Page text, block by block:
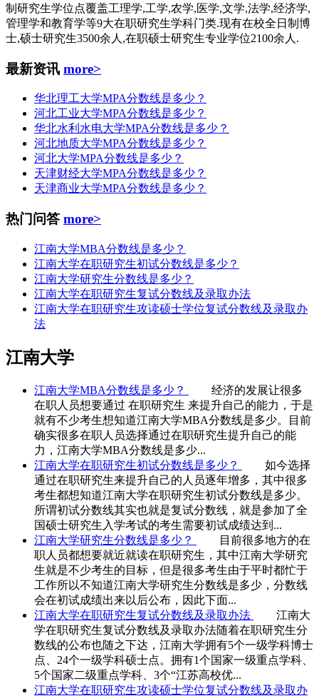
制研究生学位点覆盖工理学,工学,农学,医学,文学,法学,经济学,
管理学和教育学等9大在职研究生学科门类.现有在校全日制博
士,硕士研究生3500余人,在职硕士研究生专业学位2100余人.
最新资讯 more>
华北理工大学MPA分数线是多少？
河北工业大学MPA分数线是多少？
华北水利水电大学MPA分数线是多少？
河北地质大学MPA分数线是多少？
河北大学MPA分数线是多少？
天津财经大学MPA分数线是多少？
天津商业大学MPA分数线是多少？
热门问答 more>
江南大学MBA分数线是多少？
江南大学在职研究生初试分数线是多少？
江南大学研究生分数线是多少？
江南大学在职研究生复试分数线及录取办法
江南大学在职研究生攻读硕士学位复试分数线及录取办
法
江南大学
江南大学MBA分数线是多少？
经济的发展让很多
在职人员想要通过 在职研究生 来提升自己的能力，于是
就有不少考生想知道江南大学MBA分数线是多少。目前
确实很多在职人员选择通过在职研究生提升自己的能
力，江南大学MBA分数线是多少...
江南大学在职研究生初试分数线是多少？
如今选择
通过在职研究生来提升自己的人员逐年增多，其中很多
考生都想知道江南大学在职研究生初试分数线是多少。
所谓初试分数线其实也就是复试分数线，就是参加了全
国硕士研究生入学考试的考生需要初试成绩达到...
江南大学研究生分数线是多少？
目前很多地方的在
职人员都想要就近就读在职研究生，其中江南大学研究
生就是不少考生的目标，但是很多考生由于平时都忙于
工作所以不知道江南大学研究生分数线是多少，分数线
会在初试成绩出来以后公布，因此下面...
江南大学在职研究生复试分数线及录取办法
江南大
学在职研究生复试分数线及录取办法随着在职研究生分
数线的公布也随之下达，江南大学拥有5个一级学科博士
点、24个一级学科硕士点。拥有1个国家一级重点学科、
5个国家二级重点学科、3个“江苏高校优...
江南大学在职研究生攻读硕士学位复试分数线及录取办